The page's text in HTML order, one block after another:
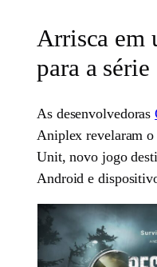
Arrisca em
para a série
As desenvolvedoras
Aniplex revelaram
Unit, novo jogo
Android e